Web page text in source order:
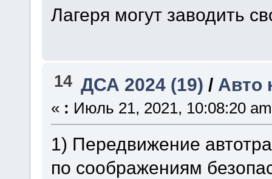
Лагеря могут заводить
14 ДСА 2024 (19) / Авто
« : Июль 21, 2021, 10:08:20
1) Передвижение
по соображениям